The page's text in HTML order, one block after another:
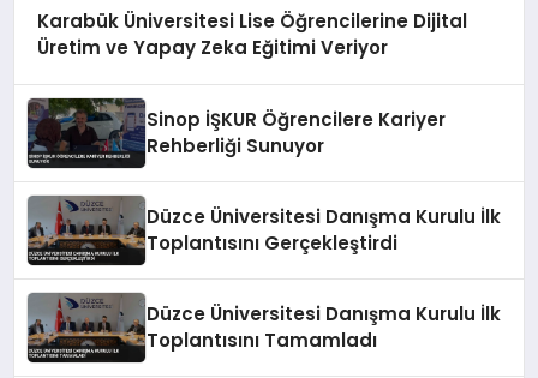
Karabük Üniversitesi Lise Öğrencilerine Dijital
Üretim ve Yapay Zeka Eğitimi Veriyor
Sinop İŞKUR Öğrencilere Kariyer
Rehberliği Sunuyor
Düzce Üniversitesi Danışma Kurulu İlk
Toplantısını Gerçekleştirdi
Düzce Üniversitesi Danışma Kurulu İlk
Toplantısını Tamamladı